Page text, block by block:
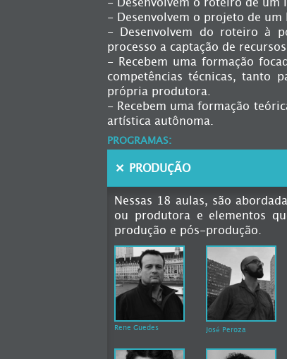
- Desenvolvem o roteiro de um
- Desenvolvem o projeto de um
- Desenvolvem do roteiro à
processo a captação de
- Recebem uma formação
competências técnicas, tanto
própria produtora.
- Recebem uma formação
artística autônoma.
PROGRAMAS:
PRODUÇÃO
Nessas 18 aulas, são
ou produtora e elementos
produção e pós-produção.
Rene Guedes José Peroza